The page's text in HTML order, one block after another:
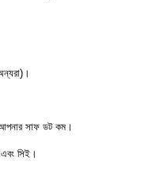
আপনার সাফ ডট কম।
সিই।